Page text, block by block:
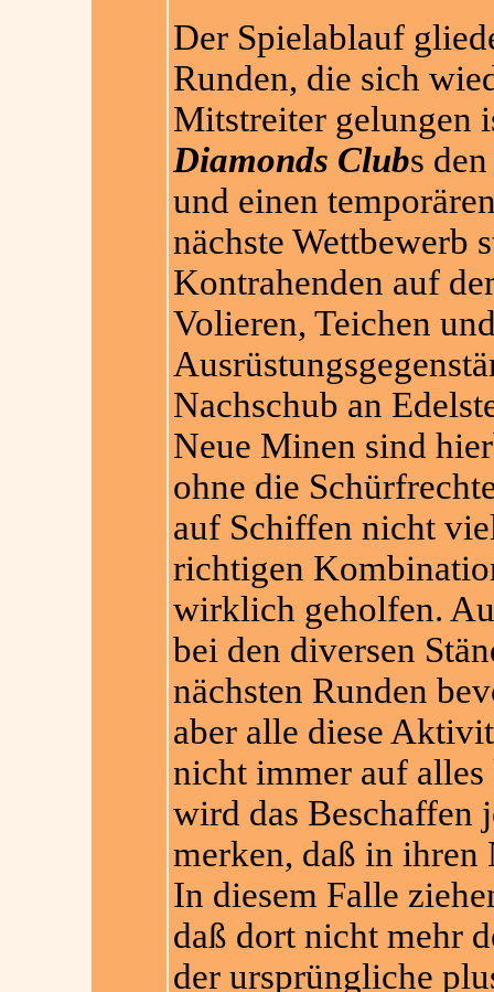
Der Spielablauf
Runden, die sich
Mitstreiter gelungen
Diamonds Clubs
und einen
nächste Wettbewerb
Kontrahenden auf
Volieren, Teichen
Nachschub an
Neue Minen sind
ohne die
auf Schiffen nicht
richtigen
wirklich geholfen.
bei den diversen
nächsten Runden
aber alle diese
nicht immer auf
wird das Beschaffen
merken, daß in
In diesem Falle
daß dort nicht mehr
der ursprüngliche